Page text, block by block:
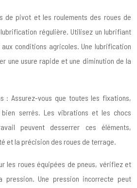
de pivot et les roulements des roues de
régulière. Utilisez un lubrifiant
conditions agricoles. Une lubrification
une usure rapide et une diminution de la
: Assurez-vous que toutes les fixations,
serrés. Les vibrations et les chocs
peuvent desserrer ces éléments,
et la précision des roues de terrage.
les roues équipées de pneus, vérifiez et
pression. Une pression incorrecte peut